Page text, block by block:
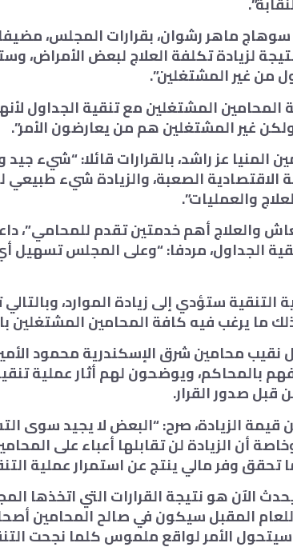
ماهر رشوان، بقرارات المجلس،
لزيادة تكلفة العلاج لبعض الأمراض،
من غير المشتغلين”.
المحامين المشتغلين مع تنقية الجداول
غير المشتغلين هم من يعارضون الأمر”.
المنيا عز راشد، بالقرارات قائلا: “شيء جيد
الاقتصادية الصعبة، والزيادة شيء
والعمليات”.
والعلاج أهم خدمتين تقدم للمحامي”،
الجداول، مردفا: “وعلى المجلس تسهيل
التنقية ستؤدي إلى زيادة الموارد،
ما يرغب فيه كافة المحامين المشتغلين
نقيب محامين شرق الإسكندرية محمود
بالمحاكم، ويوضحون لهم أثار عملية
قبل صدور القرار.
الزيادة، صرح: “البعض لا يجيد سوى
أن الزيادة لن تقابلها أعباء على
تحقق وفر مالي ينتج عن استمرار عملية
الآن هو نتيجة القرارات التي اتخذها
للعام المقبل سيكون في صالح المحامين
الأمر لواقع ملموس كلما نجحت